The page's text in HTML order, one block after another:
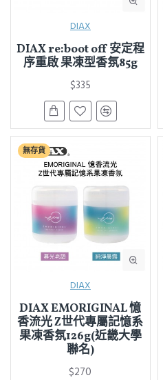
DIAX
DIAX re:boot off 安定程
序重啟 果凍型香氛85g
$335
無存貨
DIAX
DIAX EMORIGINAL 憶
香流光 Z世代專屬記憶系
果凍香氛126g(近畿大學
聯名)
$270